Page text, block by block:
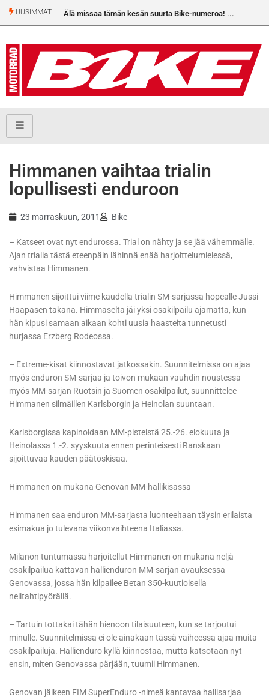
UUSIMMAT Älä missaa tämän kesän suurta Bike-numeroa!
Himmanen vaihtaa trialin
lopullisesti enduroon
23 marraskuun, 2011 Bike
– Katseet ovat nyt endurossa. Trial on nähty ja se jää vähemmälle.
Ajan trialia tästä eteenpäin lähinnä enää harjoittelumielessä,
vahvistaa Himmanen.
Himmanen sijoittui viime kaudella trialin SM-sarjassa hopealle Jussi
Haapasen takana. Himmaselta jäi yksi osakilpailu ajamatta, kun
hän kipusi samaan aikaan kohti uusia haasteita tunnetusti
hurjassa Erzberg Rodeossa.
– Extreme-kisat kiinnostavat jatkossakin. Suunnitelmissa on ajaa
myös enduron SM-sarjaa ja toivon mukaan vauhdin noustessa
myös MM-sarjan Ruotsin ja Suomen osakilpailut, suunnittelee
Himmanen silmäillen Karlsborgin ja Heinolan suuntaan.
Karlsborgissa kapinoidaan MM-pisteistä 25.-26. elokuuta ja
Heinolassa 1.-2. syyskuuta ennen perinteisesti Ranskaan
sijoittuvaa kauden päätöskisaa.
Himmanen on mukana Genovan MM-hallikisassa
Himmanen saa enduron MM-sarjasta luonteeltaan täysin erilaista
esimakua jo tulevana viikonvaihteena Italiassa.
Milanon tuntumassa harjoitellut Himmanen on mukana neljä
osakilpailua kattavan hallienduron MM-sarjan avauksessa
Genovassa, jossa hän kilpailee Betan 350-kuutioisella
nelitahtipyörällä.
– Tartuin tottakai tähän hienoon tilaisuuteen, kun se tarjoutui
minulle. Suunnitelmissa ei ole ainakaan tässä vaiheessa ajaa muita
osakilpailuja. Hallienduro kyllä kiinnostaa, mutta katsotaan nyt
ensin, miten Genovassa pärjään, tuumii Himmanen.
Genovan jälkeen FIM SuperEnduro -nimeä kantavaa hallisarjaa